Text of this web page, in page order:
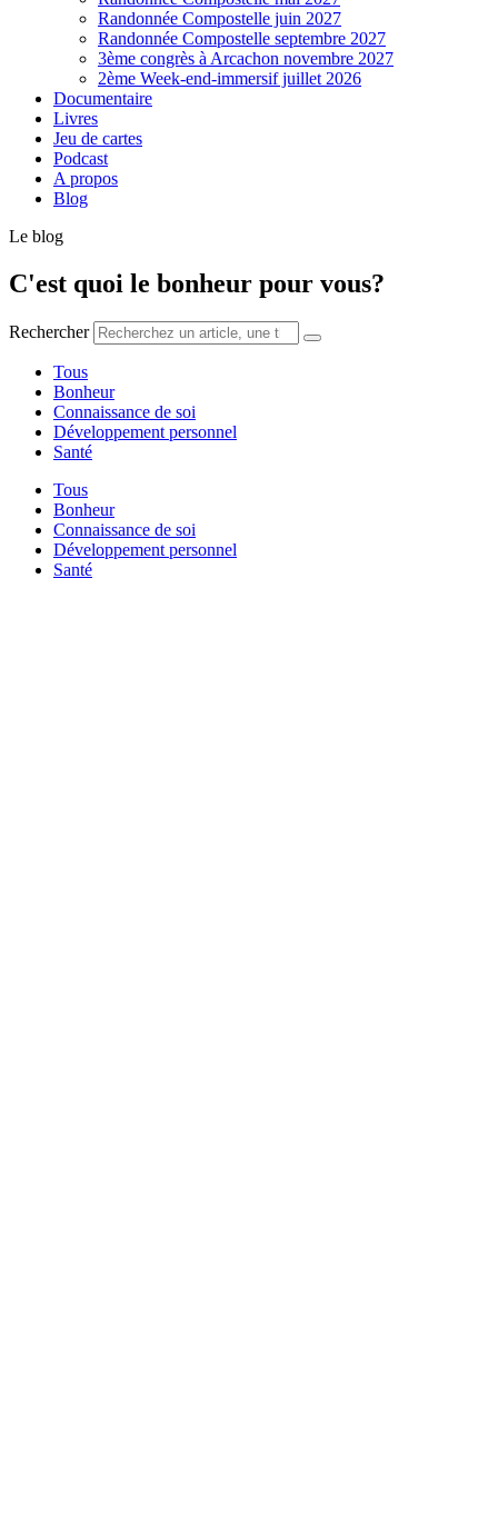
Randonnée Compostelle juin 2027
Randonnée Compostelle septembre 2027
3ème congrès à Arcachon novembre 2027
2ème Week-end-immersif juillet 2026
Documentaire
Livres
Jeu de cartes
Podcast
A propos
Blog
Le blog
C'est quoi le bonheur pour vous?
Rechercher
Tous
Bonheur
Connaissance de soi
Développement personnel
Santé
Tous
Bonheur
Connaissance de soi
Développement personnel
Santé